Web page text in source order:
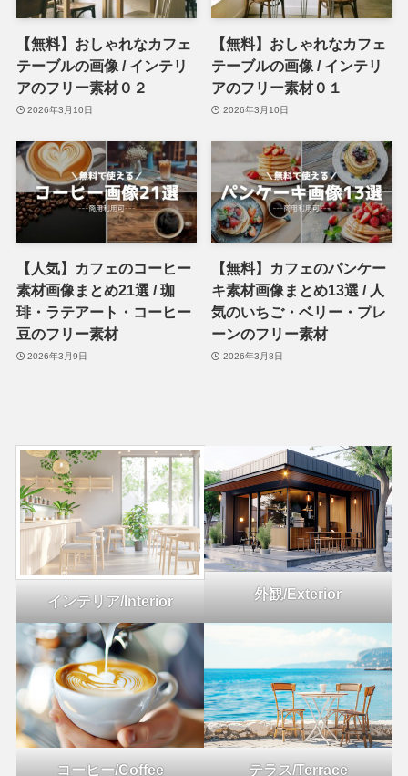
【無料】おしゃれなカフェ
テーブルの画像 / インテリ
アのフリー素材０２
2026年3月10日
【無料】おしゃれなカフェ
テーブルの画像 / インテリ
アのフリー素材０１
2026年3月10日
【人気】カフェのコーヒー
素材画像まとめ21選 / 珈
琲・ラテアート・コーヒー
豆のフリー素材
2026年3月9日
【無料】カフェのパンケー
キ素材画像まとめ13選 / 人
気のいちご・ベリー・プレ
ーンのフリー素材
2026年3月8日
インテリア/Interior 外観/Exterior
コーヒー/Coffee テラス/Terrace